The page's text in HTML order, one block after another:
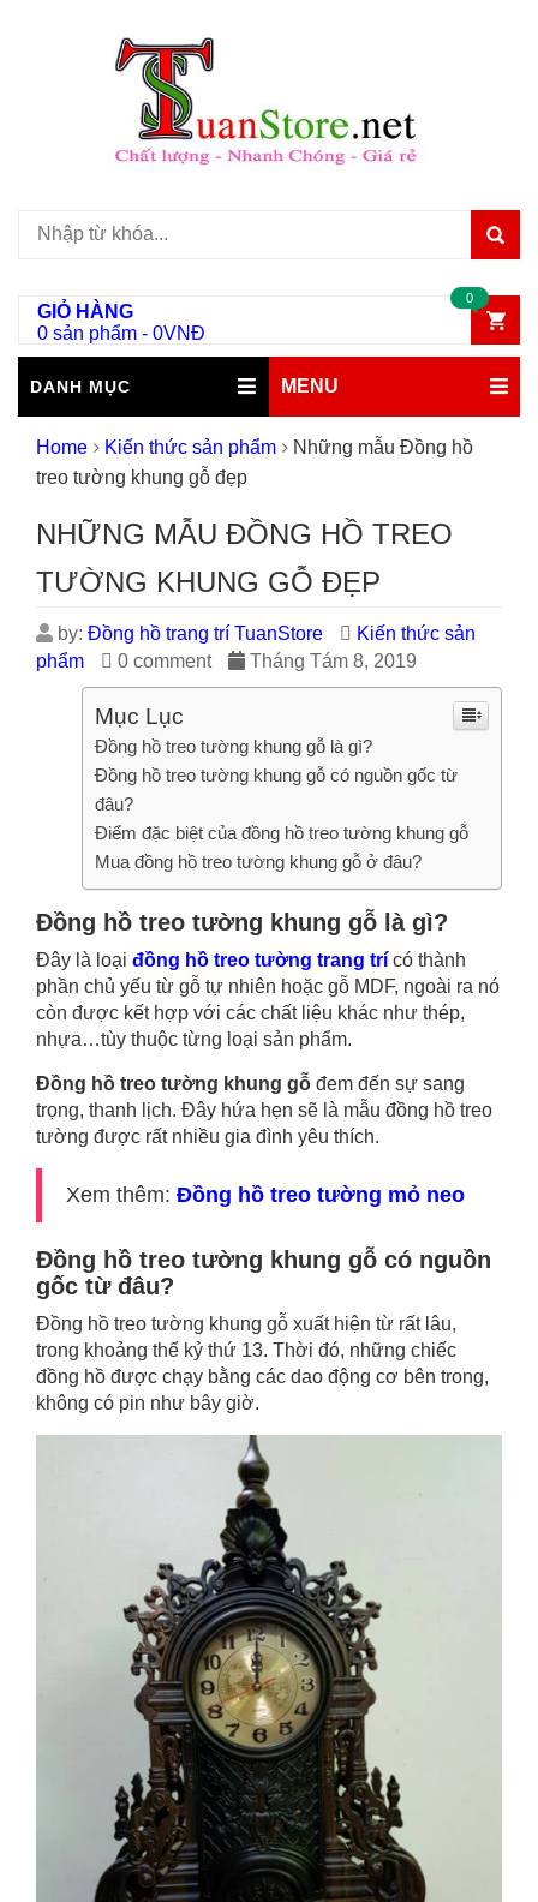
GIỎ HÀNG
0 sản phẩm - 0VNĐ
0
DANH MỤC MENU
Home Kiến thức sản phẩm
Những mẫu Đồng hồ
treo tường khung gỗ đẹp
NHỮNG MẪU ĐỒNG HỒ TREO
TƯỜNG KHUNG GỖ ĐẸP
by: Đồng hồ trang trí TuanStore
Kiến thức sản
phẩm
0 comment Tháng Tám 8, 2019
Mục Lục
Đồng hồ treo tường khung gỗ là gì?
Đồng hồ treo tường khung gỗ có nguồn gốc từ
đâu?
Điểm đặc biệt của đồng hồ treo tường khung gỗ
Mua đồng hồ treo tường khung gỗ ở đâu?
Đồng hồ treo tường khung gỗ là gì?
Đây là loại đồng hồ treo tường trang trí có thành
phần chủ yếu từ gỗ tự nhiên hoặc gỗ MDF, ngoài ra nó
còn được kết hợp với các chất liệu khác như thép,
nhựa…tùy thuộc từng loại sản phẩm.
Đồng hồ treo tường khung gỗ đem đến sự sang
trọng, thanh lịch. Đây hứa hẹn sẽ là mẫu đồng hồ treo
tường được rất nhiều gia đình yêu thích.
Xem thêm: Đồng hồ treo tường mỏ neo
Đồng hồ treo tường khung gỗ có nguồn
gốc từ đâu?
Đồng hồ treo tường khung gỗ xuất hiện từ rất lâu,
trong khoảng thế kỷ thứ 13. Thời đó, những chiếc
đồng hồ được chạy bằng các dao động cơ bên trong,
không có pin như bây giờ.